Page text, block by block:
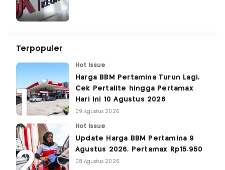
Terpopuler
Hot Issue
Harga BBM Pertamina Turun Lagi,
Cek Pertalite hingga Pertamax
Hari Ini 10 Agustus 2026
09 Agustus 2026
Hot Issue
Update Harga BBM Pertamina 9
Agustus 2026, Pertamax Rp15.950
08 Agustus 2026